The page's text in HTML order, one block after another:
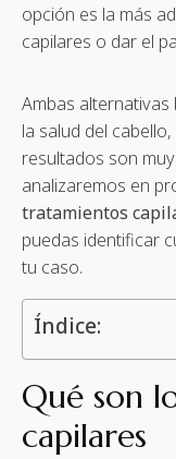
opción es la más
capilares o dar el
Ambas
la salud del
resultados son
analizaremos en
tratamientos
puedas identificar
tu caso.
Índice:
Qué son
capilares